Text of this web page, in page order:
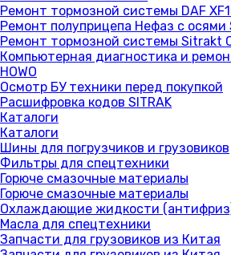
Ремонт тормозной системы DAF
Ремонт полуприцепа Нефаз с осями
Ремонт тормозной системы Sitrakt
Компьютерная диагностика и
HOWO
Осмотр БУ техники перед покупкой
Расшифровка кодов SITRAK
Каталоги
Каталоги
Шины для погрузчиков и грузовиков
Фильтры для спецтехники
Горюче смазочные материалы
Горюче смазочные материалы
Охлаждающие жидкости
Масла для спецтехники
Запчасти для грузовиков из Китая